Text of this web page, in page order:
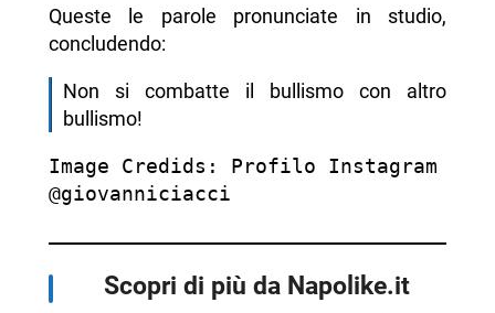
Queste le parole pronunciate in studio,
concludendo:
Non si combatte il bullismo con altro
bullismo!
Image Credids: Profilo Instagram
@giovanniciacci
Scopri di più da Napolike.it